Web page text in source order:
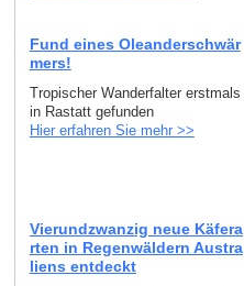
Fund eines Oleanderschwär
mers!
Tropischer Wanderfalter erstmals
in Rastatt gefunden
Hier erfahren Sie mehr >>
Vierundzwanzig neue Käfera
rten in Regenwäldern Austra
liens entdeckt